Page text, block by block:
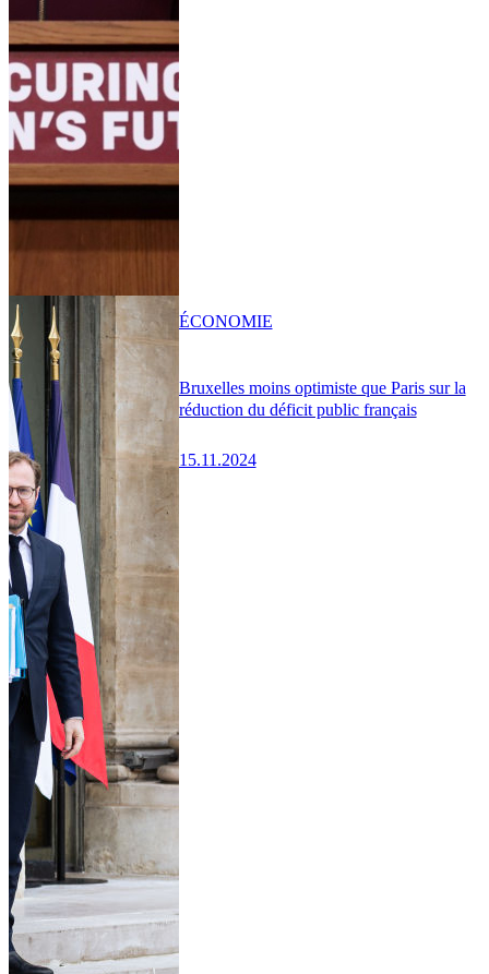
Bruxelles moins optimiste que Paris sur la
réduction du déficit public français
15.11.2024
ÉCONOMIE